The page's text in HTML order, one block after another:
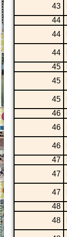
43
44
44
44
45
45
45
46
46
46
47
47
47
48
48